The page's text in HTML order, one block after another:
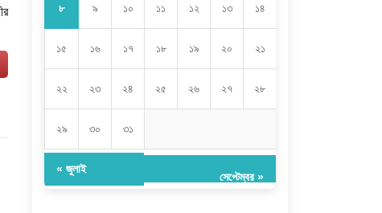
৮ ৯ ১০ ১১ ১২ ১৩ ১৪
১৫ ১৬ ১৭ ১৮ ১৯ ২০ ২১
২২ ২৩ ২৪ ২৫ ২৬ ২৭ ২৮
২৯ ৩০ ৩১
« জুলাই
সেপ্টেম্বর »